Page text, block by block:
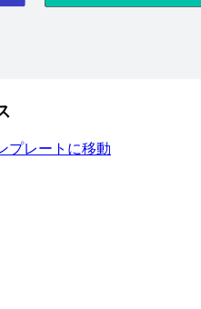
プレートに移動